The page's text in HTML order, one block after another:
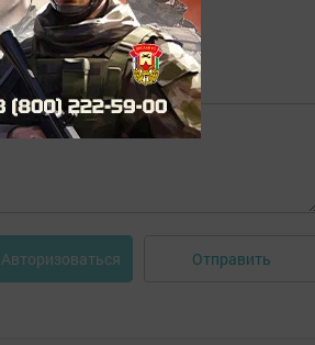
Авторизоваться Отправить